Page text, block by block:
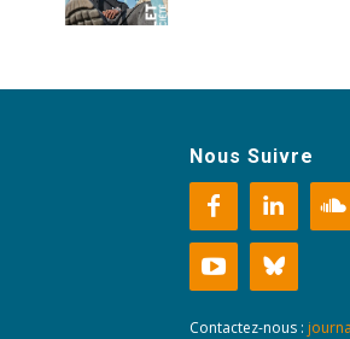
Nous Suivre
Contactez-nous :